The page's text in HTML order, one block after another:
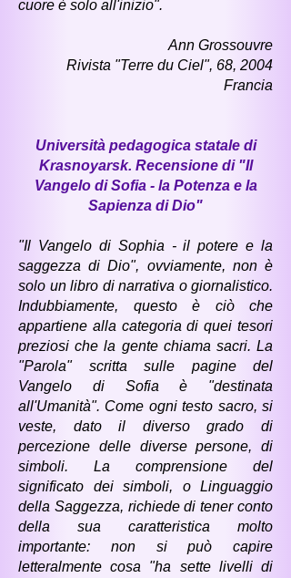
cuore è solo all'inizio".
Ann Grossouvre
Rivista "Terre du Ciel", 68, 2004
Francia
Università pedagogica statale di
Krasnoyarsk. Recensione di "Il
Vangelo di Sofia - la Potenza e la
Sapienza di Dio"
"Il Vangelo di Sophia - il potere e la
saggezza di Dio", ovviamente, non è
solo un libro di narrativa o giornalistico.
Indubbiamente, questo è ciò che
appartiene alla categoria di quei tesori
preziosi che la gente chiama sacri. La
"Parola" scritta sulle pagine del
Vangelo di Sofia è "destinata
all'Umanità". Come ogni testo sacro, si
veste, dato il diverso grado di
percezione delle diverse persone, di
simboli. La comprensione del
significato dei simboli, o Linguaggio
della Saggezza, richiede di tener conto
della sua caratteristica molto
importante: non si può capire
letteralmente cosa "ha sette livelli di